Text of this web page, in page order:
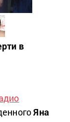
в
Яна